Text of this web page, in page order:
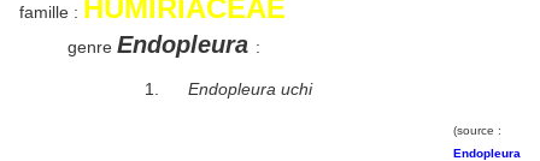
famille : HUMIRIACEAE
genre Endopleura :
Endopleura uchi
(source :
Endopleura